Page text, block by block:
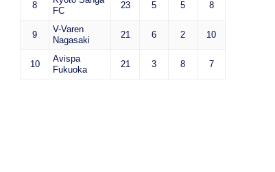
8
FC
23 5 5 8
9
V-Varen
Nagasaki
21 6 2 10
10
Avispa
Fukuoka
21 3 8 7